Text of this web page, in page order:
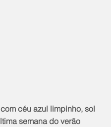
céu azul limpinho, sol
semana do verão